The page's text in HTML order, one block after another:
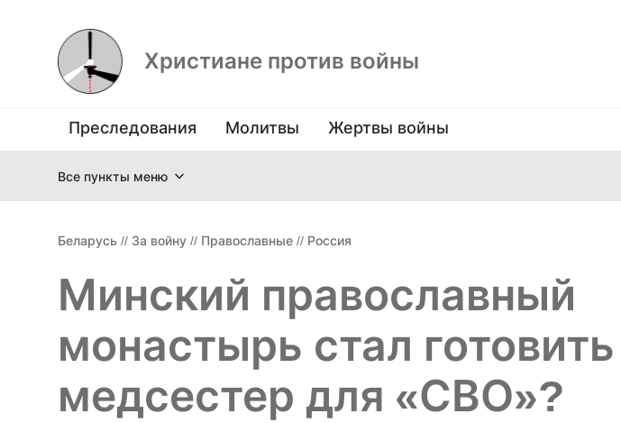
Христиане против войны
Преследования Молитвы Жертвы войны
Все пункты меню
Беларусь // За войну // Православные // Россия
Минский православный
монастырь стал готовить
медсестер для «СВО»?